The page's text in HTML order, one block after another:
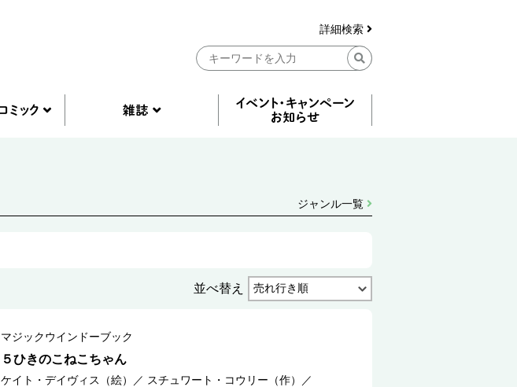
詳細検索
ジャンル一覧
並べ替え
マジックウインドーブック
５ひきのこねこちゃん
ケイト・デイヴィス（絵） ／ スチュワート・コウリー（作）
／